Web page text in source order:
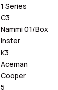
1 Series
C3
Nammi 01/Box
Inster
K3
Aceman
Cooper
5